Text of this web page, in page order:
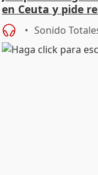
en Ceuta y pide
Sonido